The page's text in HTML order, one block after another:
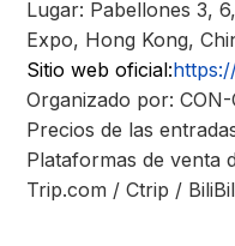
Lugar: Pabellones 3,
Expo, Hong Kong,
Sitio web oficial:
Organizado por:
Precios de las
Plataformas de venta
Trip.com / Ctrip /